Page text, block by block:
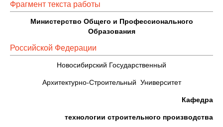
Фрагмент текста работы
Министерство Общего и Профессионального
Образования
Российской Федерации
Новосибирский Государственный
Архитектурно-Строительный Университет
Кафедра
технологии строительного производства